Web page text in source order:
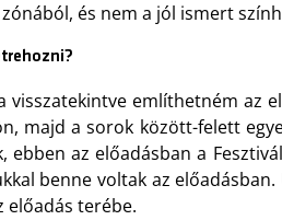
és nem a jól ismert
említhetném az
majd a sorok között-felett
ebben az előadásban a
benne voltak az
előadás terébe.